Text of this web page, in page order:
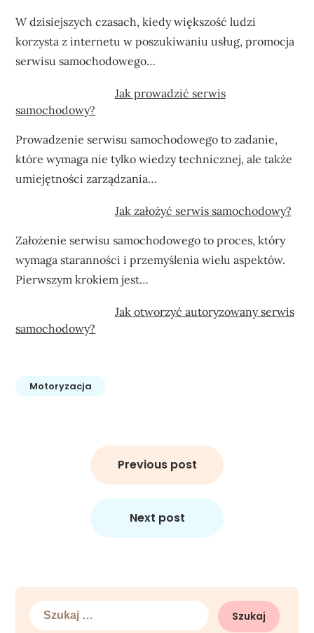
W dzisiejszych czasach, kiedy większość ludzi
korzysta z internetu w poszukiwaniu usług, promocja
serwisu samochodowego…
Jak prowadzić serwis
samochodowy?
Prowadzenie serwisu samochodowego to zadanie,
które wymaga nie tylko wiedzy technicznej, ale także
umiejętności zarządzania…
Jak założyć serwis samochodowy?
Założenie serwisu samochodowego to proces, który
wymaga staranności i przemyślenia wielu aspektów.
Pierwszym krokiem jest…
Jak otworzyć autoryzowany serwis
samochodowy?
Motoryzacja
Previous post
Next post
Szukaj: